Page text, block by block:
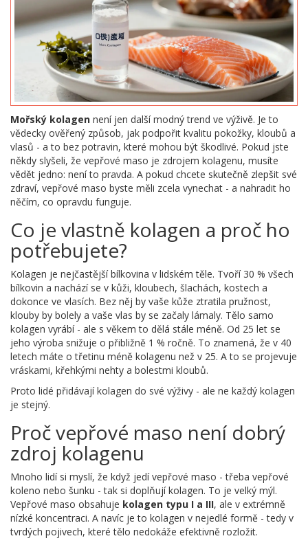
Mořský kolagen není jen další modný trend ve výživě. Je to
vědecky ověřený způsob, jak podpořit kvalitu pokožky, kloubů a
vlasů - a to bez potravin, které mohou být škodlivé. Pokud jste
někdy slyšeli, že vepřové maso je zdrojem kolagenu, musíte
vědět jedno: není to pravda. A pokud chcete skutečně zlepšit své
zdraví, vepřové maso byste měli zcela vynechat - a nahradit ho
něčím, co opravdu funguje.
Co je vlastně kolagen a proč ho
potřebujete?
Kolagen je nejčastější bílkovina v lidském těle. Tvoří 30 % všech
bílkovin a nachází se v kůži, kloubech, šlachách, kostech a
dokonce ve vlasích. Bez něj by vaše kůže ztratila pružnost,
klouby by bolely a vaše vlas by se začaly lámaly. Tělo samo
kolagen vyrábí - ale s věkem to dělá stále méně. Od 25 let se
jeho výroba snižuje o přibližně 1 % ročně. To znamená, že v 40
letech máte o třetinu méně kolagenu než v 25. A to se projevuje
vráskami, křehkými nehty a bolestmi kloubů.
Proto lidé přidávají kolagen do své výživy - ale ne každý kolagen
je stejný.
Proč vepřové maso není dobrý
zdroj kolagenu
Mnoho lidí si myslí, že když jedí vepřové maso - třeba vepřové
koleno nebo šunku - tak si doplňují kolagen. To je velký mýl.
Vepřové maso obsahuje kolagen typu I a III, ale v extrémně
nízké koncentraci. A navíc je to kolagen v nejedlé formě - tedy v
tvrdých pojivech, které tělo nedokáže efektivně rozložit.